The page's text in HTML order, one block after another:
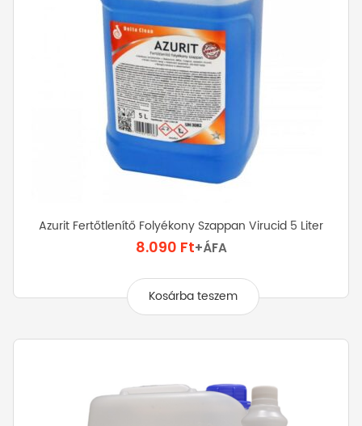
Azurit Fertőtlenítő Folyékony Szappan Virucid 5 Liter
8.090 Ft+ÁFA
Kosárba teszem